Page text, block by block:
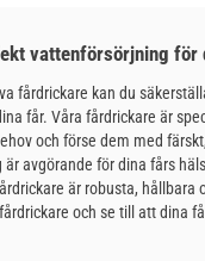
vattenförsörjning för
fårdrickare kan du
får. Våra fårdrickare är
och förse dem med
avgörande för dina fårs
är robusta, hållbara
och se till att dina